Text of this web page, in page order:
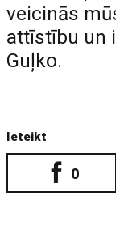
veicinās
attīstību un
Guļko.
Ieteikt
0